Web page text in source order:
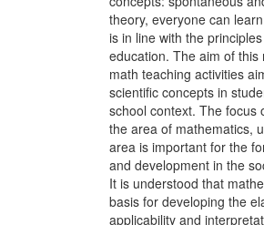
theory, everyone can
is in line with the
education. The aim of this
math teaching activities
scientific concepts in
school context. The focus
the area of mathematics,
area is important for the
and development in the
It is understood that
basis for developing the
applicability and